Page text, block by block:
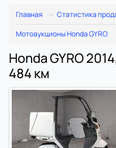
Главная Статистика
Мотоаукционы Honda GYRO
Honda GYRO
484 км